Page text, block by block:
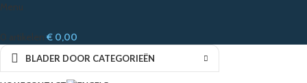
Menu
0 artikelen € 0,00
BLADER DOOR CATEGORIEËN